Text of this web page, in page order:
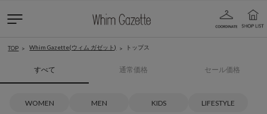
TOP Whim Gazette(ウィム ガゼット) トップス
すべて 通常価格 セール価格
WOMEN MEN KIDS LIFESTYLE